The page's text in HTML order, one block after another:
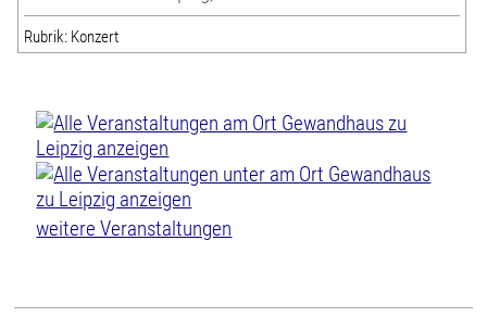
Rubrik: Konzert
weitere Veranstaltungen